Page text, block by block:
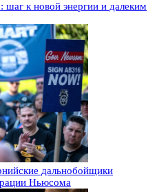
шаг к новой энергии и далеким
дальнобойщики
Ньюсома